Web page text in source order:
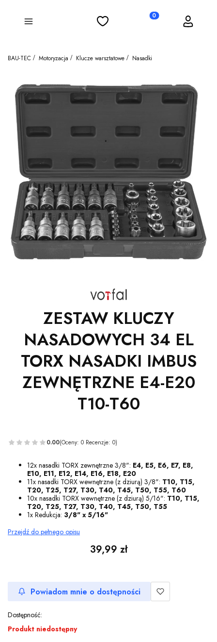
Menu Ulubione Produkty w koszyku:
Koszyk Zaloguj się
BAU-TEC Motoryzacja Klucze warsztatowe Nasadki
ZESTAW KLUCZY
NASADOWYCH 34 EL
TORX NASADKI IMBUS
ZEWNĘTRZNE E4-E20
T10-T60
0.00(Oceny: 0 Recenzje: 0)
12x nasadki TORX zewnętrzne 3/8": E4, E5, E6, E7, E8,
E10, E11, E12, E14, E16, E18, E20
11x nasadki TORX wewnętrzne (z dziurą) 3/8": T10, T15,
T20, T25, T27, T30, T40, T45, T50, T55, T60
10x nasadki TORX wewnętrzne (z dziurą) 5/16": T10, T15,
T20, T25, T27, T30, T40, T45, T50, T55
1x Redukcja: 3/8" x 5/16"
Przejdź do pełnego opisu
Cena
39,99 zł
Powiadom mnie o dostępności
Dostępność:
Produkt niedostępny